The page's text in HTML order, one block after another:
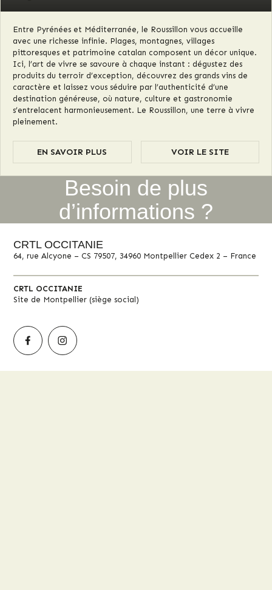
Entre Pyrénées et Méditerranée, le Roussillon vous accueille
avec une richesse infinie. Plages, montagnes, villages
pittoresques et patrimoine catalan composent un décor unique.
Ici, l’art de vivre se savoure à chaque instant : dégustez des
produits du terroir d’exception, découvrez des grands vins de
caractère et laissez vous séduire par l’authenticité d’une
destination généreuse, où nature, culture et gastronomie
s’entrelacent harmonieusement. Le Roussillon, une terre à vivre
pleinement.
EN SAVOIR PLUS VOIR LE SITE
Besoin de plus
d’informations ?
CRTL OCCITANIE
64, rue Alcyone – CS 79507, 34960 Montpellier Cedex 2 – France
CRTL OCCITANIE
Site de Montpellier (siège social)